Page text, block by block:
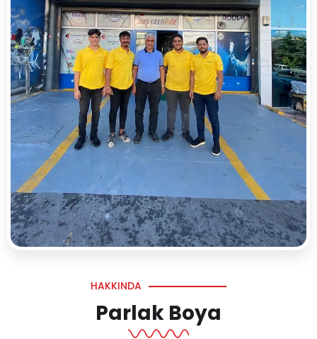
HAKKINDA
Parlak Boya